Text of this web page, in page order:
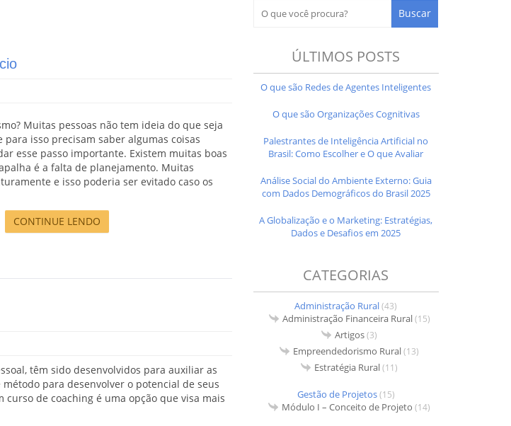
Muitas pessoas não tem ideia do que seja
isso precisam saber algumas coisas
esse passo importante. Existem muitas boas
é a falta de planejamento. Muitas
e isso poderia ser evitado caso os
CONTINUE LENDO
têm sido desenvolvidos para auxiliar as
para desenvolver o potencial de seus
de coaching é uma opção que visa mais
ÚLTIMOS POSTS
O que são Redes de Agentes Inteligentes
O que são Organizações Cognitivas
Palestrantes de Inteligência Artificial no
Brasil: Como Escolher e O que Avaliar
Análise Social do Ambiente Externo: Guia
com Dados Demográficos do Brasil 2025
A Globalização e o Marketing: Estratégias,
Dados e Desafios em 2025
CATEGORIAS
Administração Rural(43)
Administração Financeira Rural(15)
Artigos(3)
Empreendedorismo Rural(13)
Estratégia Rural(11)
Gestão de Projetos(15)
Módulo I – Conceito de Projeto (14)